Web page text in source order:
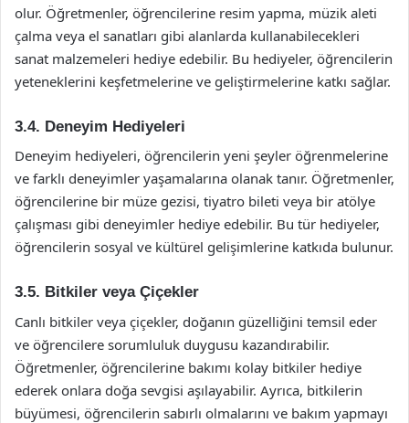
olur. Öğretmenler, öğrencilerine resim yapma, müzik aleti
çalma veya el sanatları gibi alanlarda kullanabilecekleri
sanat malzemeleri hediye edebilir. Bu hediyeler, öğrencilerin
yeteneklerini keşfetmelerine ve geliştirmelerine katkı sağlar.
3.4. Deneyim Hediyeleri
Deneyim hediyeleri, öğrencilerin yeni şeyler öğrenmelerine
ve farklı deneyimler yaşamalarına olanak tanır. Öğretmenler,
öğrencilerine bir müze gezisi, tiyatro bileti veya bir atölye
çalışması gibi deneyimler hediye edebilir. Bu tür hediyeler,
öğrencilerin sosyal ve kültürel gelişimlerine katkıda bulunur.
3.5. Bitkiler veya Çiçekler
Canlı bitkiler veya çiçekler, doğanın güzelliğini temsil eder
ve öğrencilere sorumluluk duygusu kazandırabilir.
Öğretmenler, öğrencilerine bakımı kolay bitkiler hediye
ederek onlara doğa sevgisi aşılayabilir. Ayrıca, bitkilerin
büyümesi, öğrencilerin sabırlı olmalarını ve bakım yapmayı